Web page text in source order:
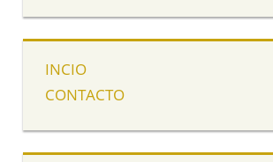
INCIO
CONTACTO